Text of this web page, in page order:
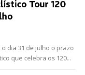
Tour 120
dia 31 de julho o prazo
que celebra os 120...